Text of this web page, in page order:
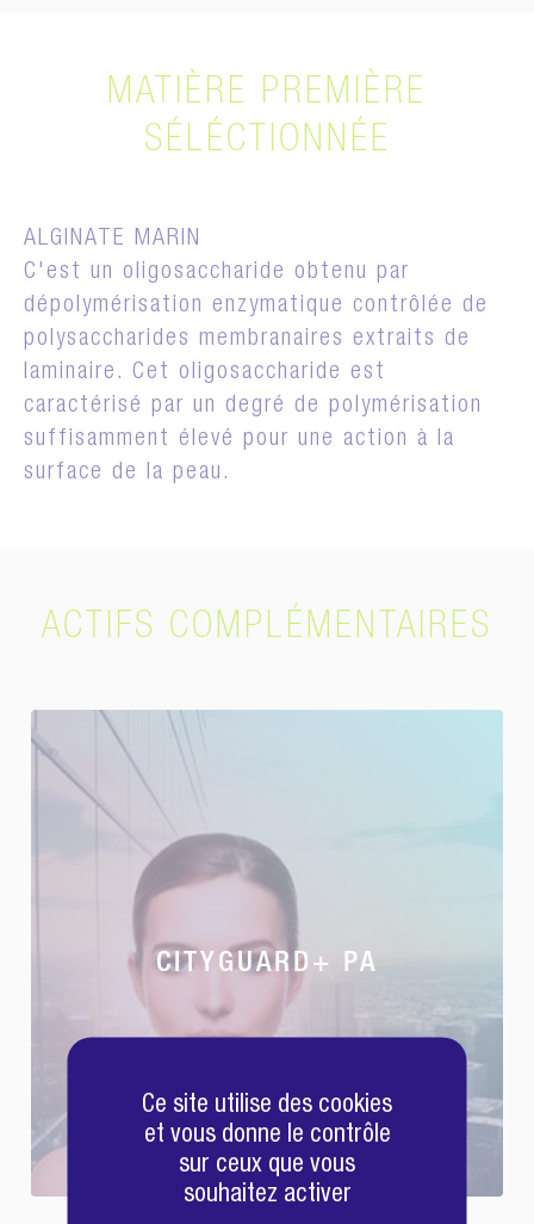
MATIÈRE PREMIÈRE
SÉLÉCTIONNÉE
ALGINATE MARIN
C'est un oligosaccharide obtenu par
dépolymérisation enzymatique contrôlée de
polysaccharides membranaires extraits de
laminaire. Cet oligosaccharide est
caractérisé par un degré de polymérisation
suffisamment élevé pour une action à la
surface de la peau.
ACTIFS COMPLÉMENTAIRES
CITYGUARD+ PA
Ce site utilise des cookies
et vous donne le contrôle
sur ceux que vous
souhaitez activer